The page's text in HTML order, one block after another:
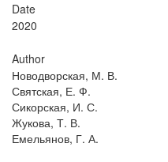
Date
2020
Author
Новодворская, М. В.
Святская, Е. Ф.
Сикорская, И. С.
Жукова, Т. В.
Емельянов, Г. А.